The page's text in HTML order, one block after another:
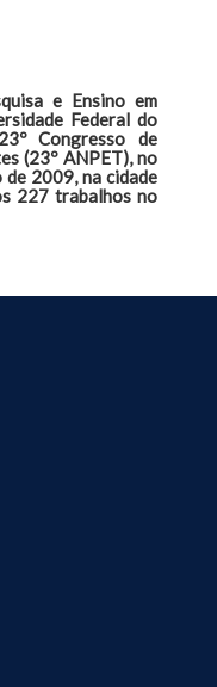
e Ensino em
Federal do
Congresso de
(23º ANPET), no
2009, na cidade
227 trabalhos no